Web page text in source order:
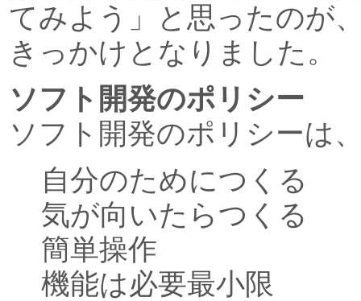
てみよう」と思ったのが
きっかけとなりました。
ソフト開発のポリシー
ソフト開発のポリシーは
自分のためにつくる
気が向いたらつくる
簡単操作
機能は必要最小限